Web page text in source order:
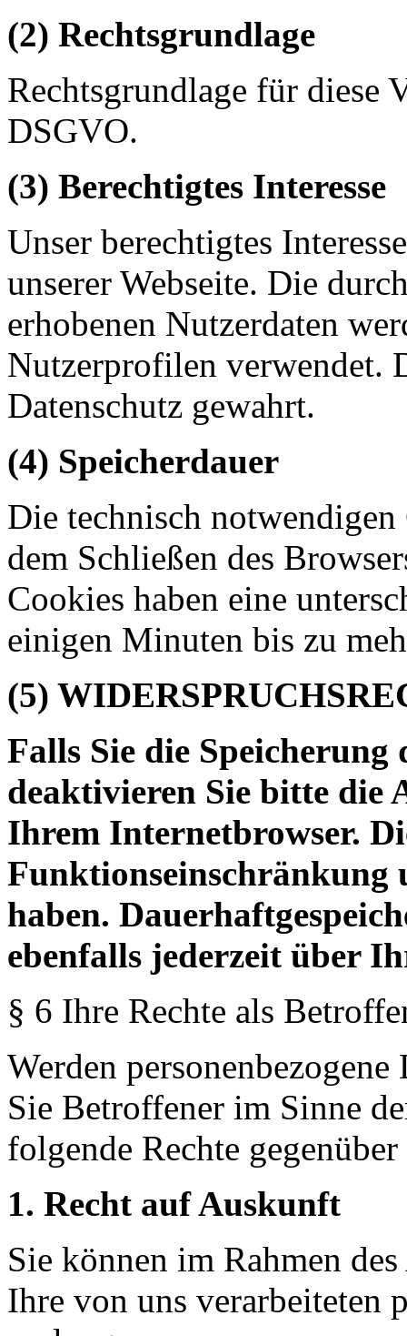
(2) Rechtsgrundlage
Rechtsgrundlage für diese
DSGVO.
(3) Berechtigtes Interesse
Unser berechtigtes
unserer Webseite. Die
erhobenen Nutzerdaten
Nutzerprofilen verwendet.
Datenschutz gewahrt.
(4) Speicherdauer
Die technisch
dem Schließen des
Cookies haben eine
einigen Minuten bis zu
(5)
Falls Sie die Speicherung
deaktivieren Sie bitte die
Ihrem Internetbrowser.
Funktionseinschränkung
haben.
ebenfalls jederzeit über
§ 6 Ihre Rechte als
Werden
Sie Betroffener im Sinne
folgende Rechte
1. Recht auf Auskunft
Sie können im Rahmen
Ihre von uns verarbeiteten